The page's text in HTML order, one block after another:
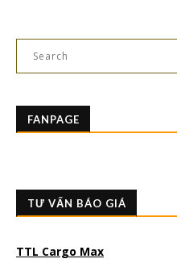
FANPAGE
TƯ VẤN BÁO GIÁ
TTL Cargo Max